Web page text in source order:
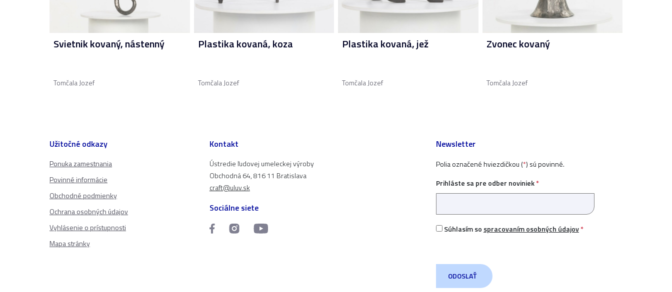
Svietnik kovaný, nástenný
Tomčala Jozef
Plastika kovaná, koza
Tomčala Jozef
Plastika kovaná, jež
Tomčala Jozef
Zvonec kovaný
Tomčala Jozef
Užitočné odkazy
Ponuka zamestnania
Povinné informácie
Obchodné podmienky
Ochrana osobných údajov
Vyhlásenie o prístupnosti
Mapa stránky
Kontakt
Ústredie ľudovej umeleckej výroby
Obchodná 64, 816 11 Bratislava
craft@uluv.sk
Sociálne siete
Newsletter
Polia označené hviezdičkou (*) sú povinné.
Prihláste sa pre odber noviniek*
Súhlasím so spracovaním osobných údajov*